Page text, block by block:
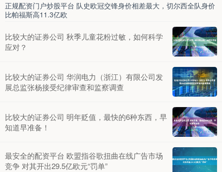
正规配资门户炒股平台 队史欧冠交锋身价相差最大，切尔西全队身价
比帕福斯高11.3亿欧
比较大的证券公司 秋季儿童花粉过敏，如何科学
应对？
比较大的证券公司 华润电力（浙江）有限公司发
展总监张杨接受纪律审查和监察调查
比较大的证券公司 明年贬值，最快的6种东西，早
知道早准备！
最安全的配资平台 欧盟指谷歌扭曲在线广告市场
竞争 对其开出29.5亿欧元“罚单”